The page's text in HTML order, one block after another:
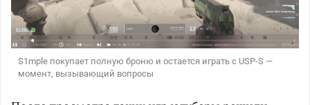
S1mple покупает полную броню и остается играть с USP-S —
момент, вызывающий вопросы